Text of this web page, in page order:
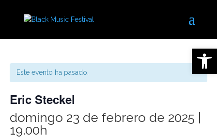
Este evento ha pasado.
Eric Steckel
domingo 23 de febrero de 2025 |
19.00h
Abrir